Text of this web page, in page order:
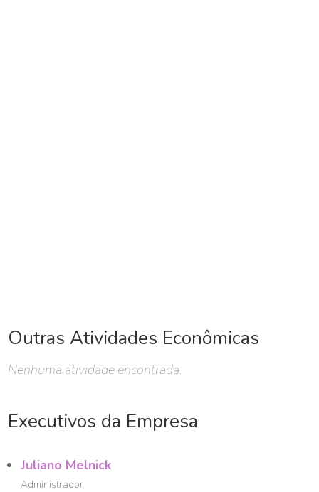
Outras Atividades Econômicas
Nenhuma atividade encontrada.
Executivos da Empresa
Juliano Melnick
Administrador